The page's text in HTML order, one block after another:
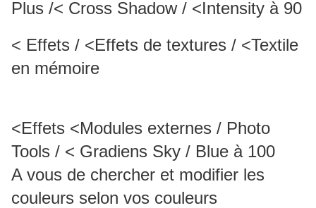
Plus /< Cross Shadow / <Intensity à 90
< Effets / <Effets de textures / <Textile
en mémoire
<Effets <Modules externes / Photo
Tools / < Gradiens Sky / Blue à 100
A vous de chercher et modifier les
couleurs selon vos couleurs